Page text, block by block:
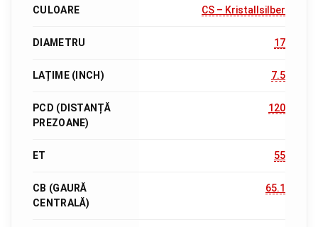
CULOARE CS – Kristallsilber
DIAMETRU 17
LAȚIME (INCH) 7.5
PCD (DISTANȚĂ
PREZOANE)
120
ET 55
CB (GAURĂ
CENTRALĂ)
65.1